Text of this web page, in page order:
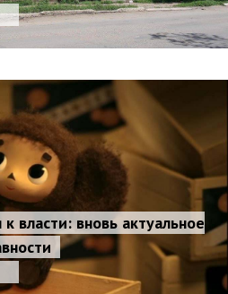
власти: вновь актуальное